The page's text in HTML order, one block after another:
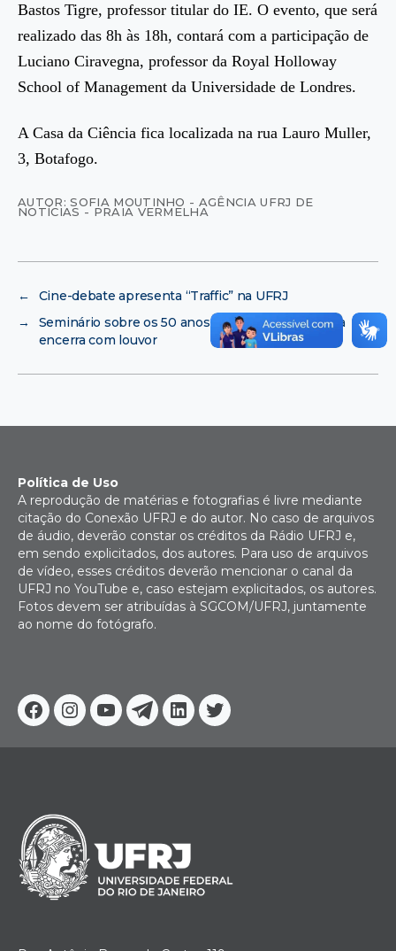
Bastos Tigre, professor titular do IE. O evento, que será
realizado das 8h às 18h, contará com a participação de
Luciano Ciravegna, professor da Royal Holloway
School of Management da Universidade de Londres.
A Casa da Ciência fica localizada na rua Lauro Muller,
3, Botafogo.
AUTOR: SOFIA MOUTINHO - AGÊNCIA UFRJ DE
NOTÍCIAS - PRAIA VERMELHA
←
Cine-debate apresenta “Traffic” na UFRJ
→
Seminário sobre os 50 anos da Revolução Cubana
encerra com louvor
Facebook
Instagram
YoutubeTelegram
Linkedin
Twitter
Política de Uso
A reprodução de matérias e fotografias é livre mediante
citação do Conexão UFRJ e do autor. No caso de arquivos
de áudio, deverão constar os créditos da Rádio UFRJ e,
em sendo explicitados, dos autores. Para uso de arquivos
de vídeo, esses créditos deverão mencionar o canal da
UFRJ no YouTube e, caso estejam explicitados, os autores.
Fotos devem ser atribuídas à SGCOM/UFRJ, juntamente
ao nome do fotógrafo.